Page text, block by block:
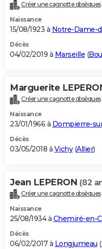
Créer une cagnotte obsèques
Naissance
15/08/1923 à Notre-Dame-
Décès
04/02/2019 à Marseille (
Marguerite
Créer une cagnotte obsèques
Naissance
23/01/1966 à Dompierre-
Décès
03/05/2018 à Vichy(Allier)
Jean LEPERON (82
Créer une cagnotte obsèques
Naissance
25/08/1934 à Chemiré-en-
Décès
06/02/2017 à Longjumeau (